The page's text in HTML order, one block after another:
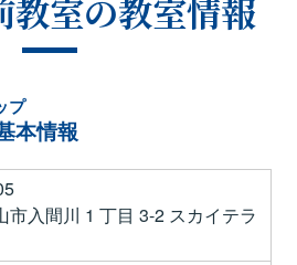
教室の教室情報
プ
本情報
市入間川 1 丁目 3-2 スカイテラ